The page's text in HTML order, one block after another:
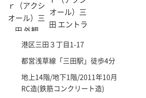
港区三田３丁目1-17
都営浅草線「三田駅 」徒歩4分
地上14階/地下1階/2011年10月
RC造(鉄筋コンクリート造)